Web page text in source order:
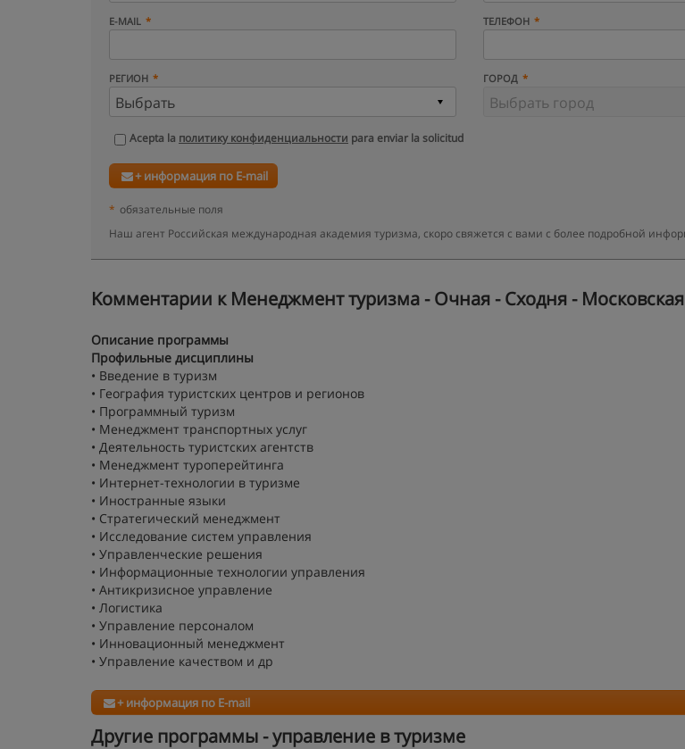
E-MAIL ТЕЛЕФОН
РЕГИОН ГОРОД
Acepta la политику конфиденциальности para enviar la solicitud
+ информация по E-mail
* обязательные поля
Наш агент Российская международная академия туризма, скоро свяжется с вами с более подробной
Kомментарии к Менеджмент туризма - Очная - Сходня -
Описание программы
Профильные дисциплины
• Введение в туризм
• География туристских центров и регионов
• Программный туризм
• Менеджмент транспортных услуг
• Деятельность туристских агентств
• Менеджмент туроперейтинга
• Интернет-технологии в туризме
• Иностранные языки
• Стратегический менеджмент
• Исследование систем управления
• Управленческие решения
• Информационные технологии управления
• Антикризисное управление
• Логистика
• Управление персоналом
• Инновационный менеджмент
• Управление качеством и др
+ информация по E-mail
Другие программы - управление в туризме